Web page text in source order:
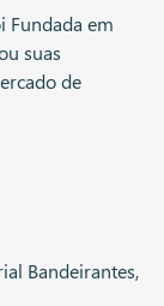
Fundada em
suas
de
Bandeirantes,